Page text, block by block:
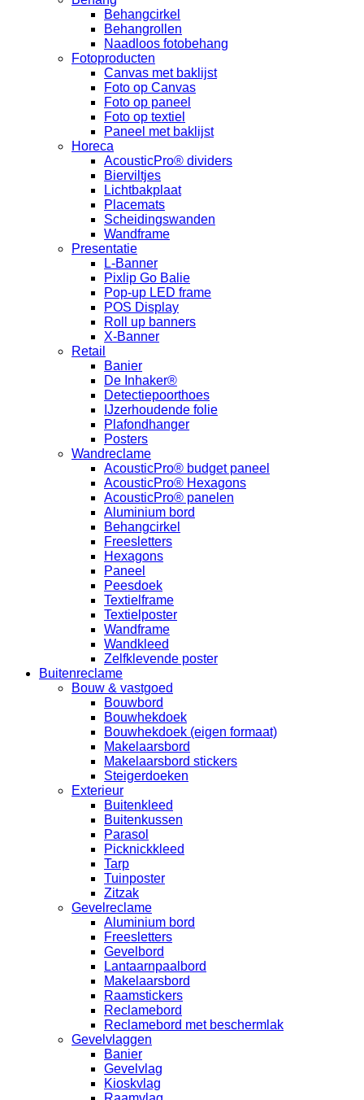
Behangcirkel
Behangrollen
Naadloos fotobehang
Fotoproducten
Canvas met baklijst
Foto op Canvas
Foto op paneel
Foto op textiel
Paneel met baklijst
Horeca
AcousticPro® dividers
Bierviltjes
Lichtbakplaat
Placemats
Scheidingswanden
Wandframe
Presentatie
L-Banner
Pixlip Go Balie
Pop-up LED frame
POS Display
Roll up banners
X-Banner
Retail
Banier
De Inhaker®
Detectiepoorthoes
IJzerhoudende folie
Plafondhanger
Posters
Wandreclame
AcousticPro® budget paneel
AcousticPro® Hexagons
AcousticPro® panelen
Aluminium bord
Behangcirkel
Freesletters
Hexagons
Paneel
Peesdoek
Textielframe
Textielposter
Wandframe
Wandkleed
Zelfklevende poster
Buitenreclame
Bouw & vastgoed
Bouwbord
Bouwhekdoek
Bouwhekdoek (eigen formaat)
Makelaarsbord
Makelaarsbord stickers
Steigerdoeken
Exterieur
Buitenkleed
Buitenkussen
Parasol
Picknickkleed
Tarp
Tuinposter
Zitzak
Gevelreclame
Aluminium bord
Freesletters
Gevelbord
Lantaarnpaalbord
Makelaarsbord
Raamstickers
Reclamebord
Reclamebord met beschermlak
Gevelvlaggen
Banier
Gevelvlag
Kioskvlag